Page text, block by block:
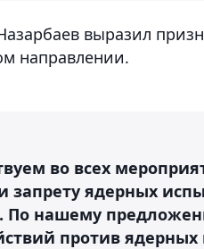
выразил
направлении.
во всех
запрету ядерных
По нашему
против